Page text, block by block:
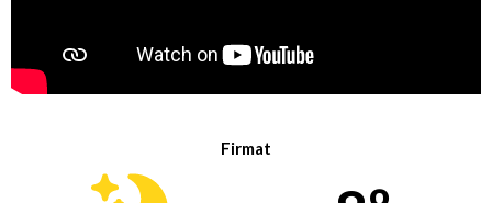
Firmat